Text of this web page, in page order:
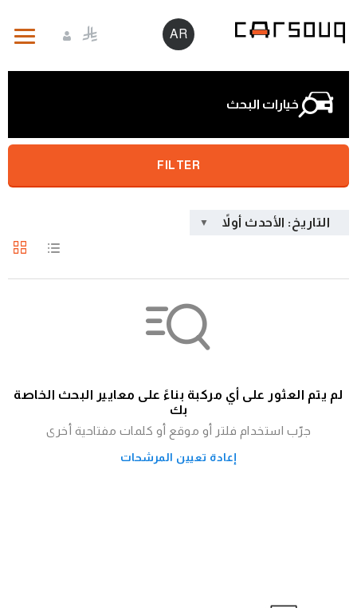
AR
خيارات البحث
FILTER
التاريخ: الأحدث أولاً
لم يتم العثور على أي مركبة بناءً على معايير البحث الخاصة
بك
جرّب استخدام فلتر أو موقع أو كلمات مفتاحية أخرى
إعادة تعيين المرشحات